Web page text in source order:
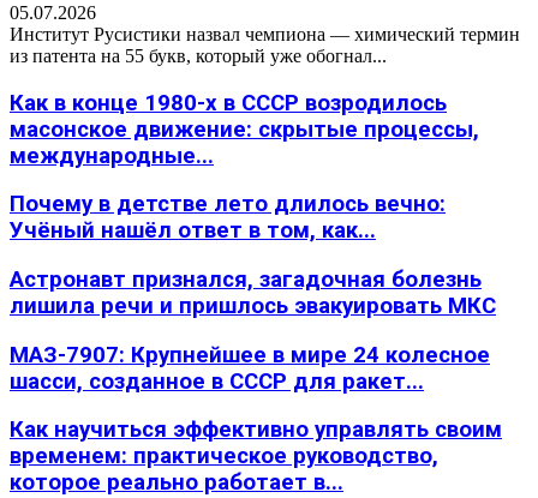
05.07.2026
Институт Русистики назвал чемпиона — химический термин
из патента на 55 букв, который уже обогнал...
Как в конце 1980-х в СССР возродилось
масонское движение: скрытые процессы,
международные...
Почему в детстве лето длилось вечно:
Учёный нашёл ответ в том, как...
Астронавт признался, загадочная болезнь
лишила речи и пришлось эвакуировать МКС
МАЗ-7907: Крупнейшее в мире 24 колесное
шасси, созданное в СССР для ракет...
Как научиться эффективно управлять своим
временем: практическое руководство,
которое реально работает в...